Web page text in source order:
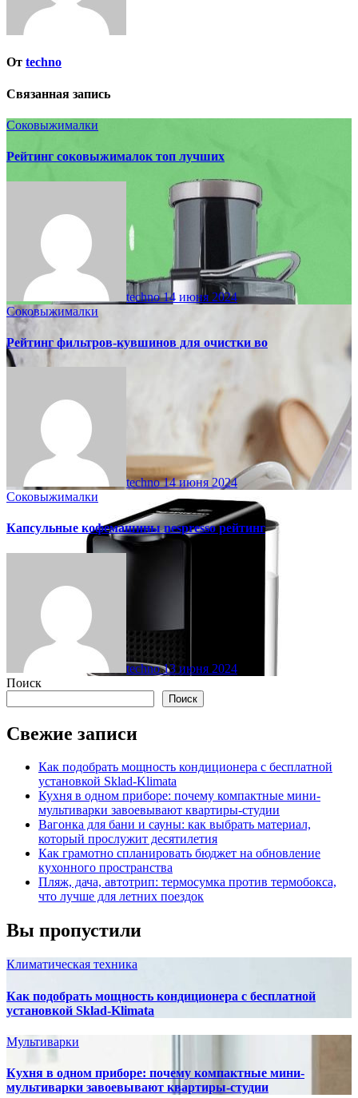
От techno
Связанная запись
Соковыжималки
Рейтинг соковыжималок топ лучших
techno14 июня 2024
Соковыжималки
Рейтинг фильтров-кувшинов для очистки во
techno14 июня 2024
Соковыжималки
Капсульные кофемашины nespresso рейтинг
techno13 июня 2024
Поиск
Поиск
Свежие записи
Как подобрать мощность кондиционера с бесплатной
установкой Sklad-Klimata
Кухня в одном приборе: почему компактные мини-
мультиварки завоевывают квартиры-студии
Вагонка для бани и сауны: как выбрать материал,
который прослужит десятилетия
Как грамотно спланировать бюджет на обновление
кухонного пространства
Пляж, дача, автотрип: термосумка против термобокса,
что лучше для летних поездок
Вы пропустили
Климатическая техника
Как подобрать мощность кондиционера с бесплатной
установкой Sklad-Klimata
Мультиварки
Кухня в одном приборе: почему компактные мини-
мультиварки завоевывают квартиры-студии